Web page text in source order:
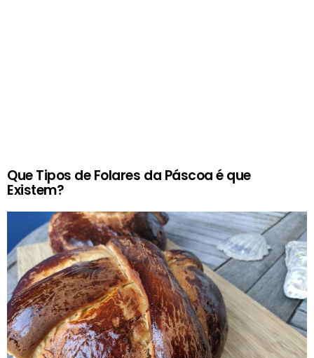
Que Tipos de Folares da Páscoa é que
Existem?